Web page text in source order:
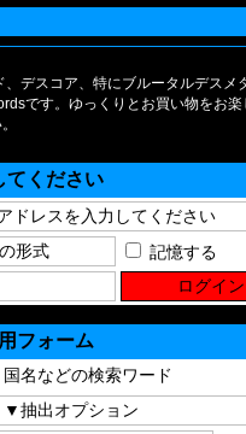
デスコア、特にブルータルデスメ
です。ゆっくりとお買い物をお楽
ください
記憶する
フォーム
名などの検索ワード